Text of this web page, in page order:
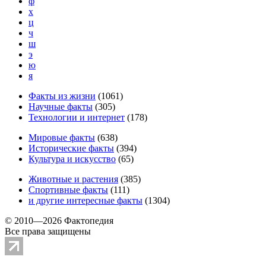
х
ц
ч
ш
э
ю
я
Факты из жизни (1061)
Научные факты (305)
Технологии и интернет (178)
Мировые факты (638)
Исторические факты (394)
Культура и искусство (65)
Животные и растения (385)
Спортивные факты (111)
и другие интересные факты (1304)
© 2010—2026 Фактопедия
Все права защищены